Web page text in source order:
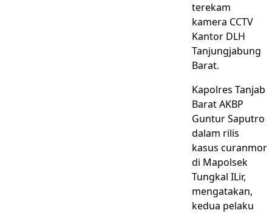
terekam
kamera CCTV
Kantor DLH
Tanjungjabung
Barat.
Kapolres Tanjab
Barat AKBP
Guntur Saputro
dalam rilis
kasus curanmor
di Mapolsek
Tungkal ILir,
mengatakan,
kedua pelaku